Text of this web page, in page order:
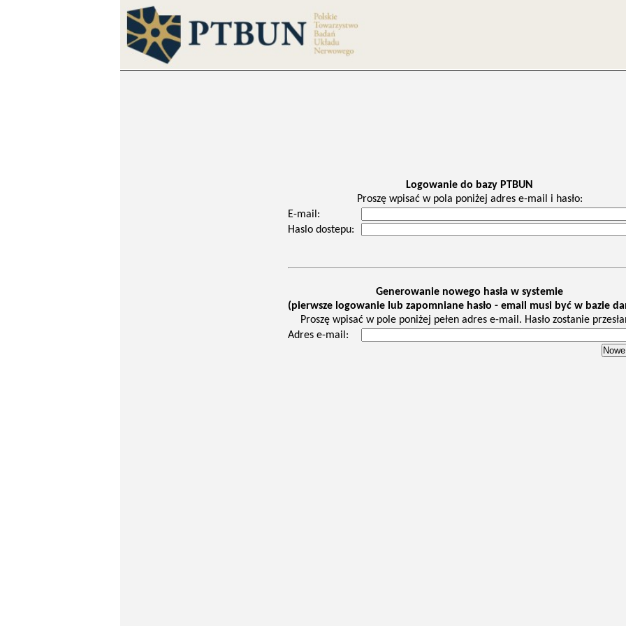
Logowanie do bazy PTBUN
Proszę wpisać w pola poniżej adres e-mail i hasło:
E-mail:
Haslo dostepu:
Generowanie nowego hasła w systemie
(pierwsze logowanie lub zapomniane hasło - email musi być w bazie
Proszę wpisać w pole poniżej pełen adres e-mail. Hasło zostanie
Adres e-mail: